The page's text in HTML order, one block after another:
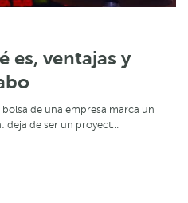
es, ventajas y
de una empresa marca un
deja de ser un proyect…